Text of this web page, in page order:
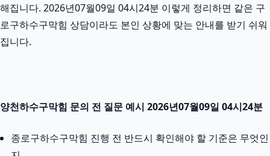
해집니다. 2026년07월09일 04시24분 이렇게 정리하면 같은 구
로구하수구막힘 상담이라도 본인 상황에 맞는 안내를 받기 쉬워
집니다.
양천하수구막힘 문의 전 질문 예시 2026년07월09일 04시24분
종로구하수구막힘 진행 전 반드시 확인해야 할 기준은 무엇인